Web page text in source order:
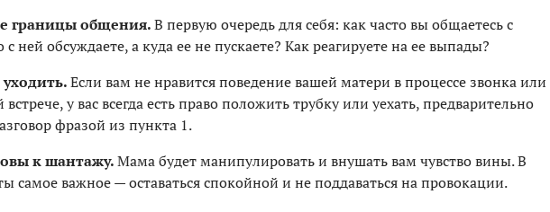
границы общения.В первую очередь для себя: как часто вы общаетесь с
ней обсуждаете, а куда ее не пускаете? Как реагируете на ее выпады?
Если вам не нравится поведение вашей матери в процессе звонка или
у вас всегда есть право положить трубку или уехать, предварительно
фразой из пункта 1.
к шантажу.Мама будет манипулировать и внушать вам чувство вины. В
самое важное — оставаться спокойной и не поддаваться на провокации.